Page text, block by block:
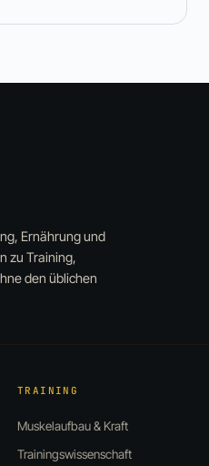
Ernährung und
zu Training,
den üblichen
TRAINING
Muskelaufbau & Kraft
Trainingswissenschaft